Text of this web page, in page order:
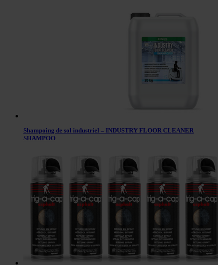
Shampoing de sol industriel – INDUSTRY FLOOR CLEANER
SHAMPOO